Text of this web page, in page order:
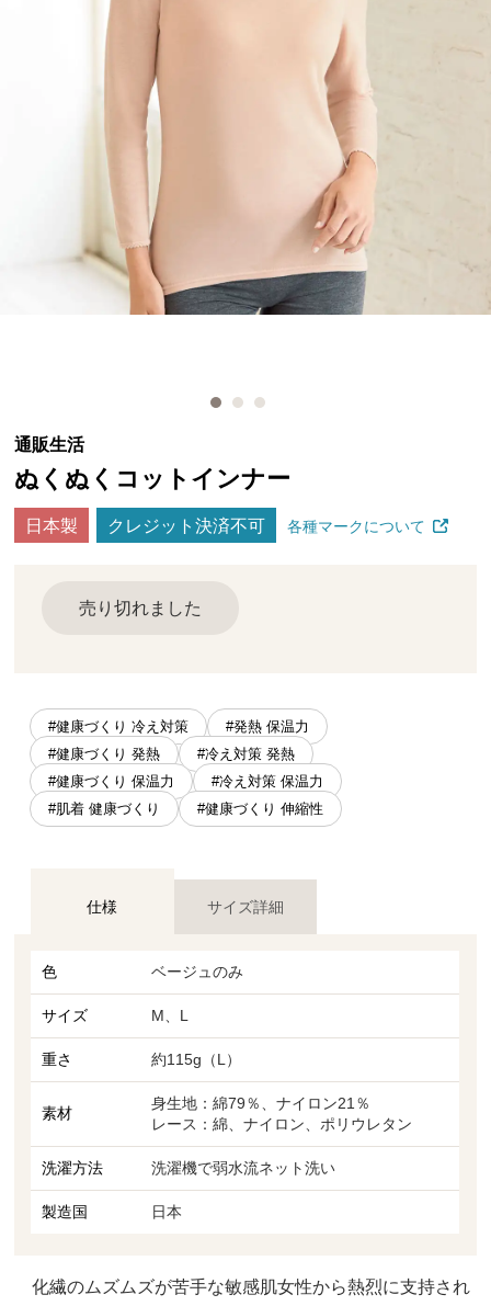
通販生活
ぬくぬくコットインナー
日本製 クレジット決済不可 各種マークについて
売り切れました
#健康づくり 冷え対策
#発熱 保温力
#健康づくり 発熱
#冷え対策 発熱
#健康づくり 保温力
#冷え対策 保温力
#肌着 健康づくり
#健康づくり 伸縮性
仕様 サイズ詳細
色 ベージュのみ
サイズ M、L
重さ 約115g（L）
素材
身生地：綿79％、ナイロン21％
レース：綿、ナイロン、ポリウレタン
洗濯方法 洗濯機で弱水流ネット洗い
製造国 日本
化繊のムズムズが苦手な敏感肌女性から熱烈に支持され